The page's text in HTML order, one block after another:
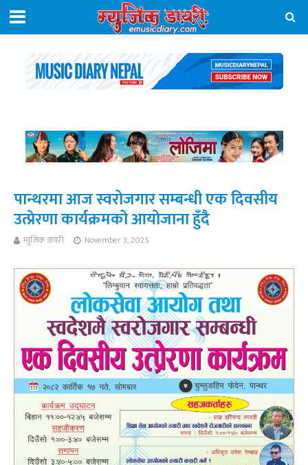
पान्थरमा आज स्वरोजगार सम्बन्धी एक दिवसीय
उत्प्रेरणा कार्यक्रमको आयोजाना हुँदै
म्युजिक डायरी November 3, 2025